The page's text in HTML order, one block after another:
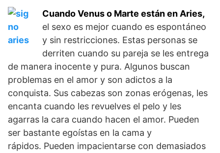
Cuando Venus o Marte están en Aries,
el sexo es mejor cuando es espontáneo
y sin restricciones. Estas personas se
derriten cuando su pareja se les entrega
de manera inocente y pura. Algunos buscan
problemas en el amor y son adictos a la
conquista. Sus cabezas son zonas erógenas, les
encanta cuando les revuelves el pelo y les
agarras la cara cuando hacen el amor. Pueden
ser bastante egoístas en la cama y
rápidos. Pueden impacientarse con demasiados